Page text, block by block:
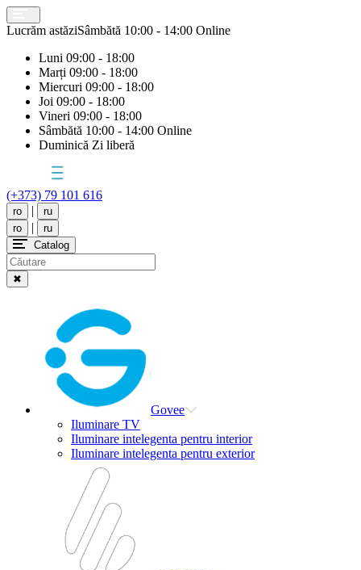
Lucrăm astăziSâmbătă 10:00 - 14:00 Online
Luni 09:00 - 18:00
Marți 09:00 - 18:00
Miercuri 09:00 - 18:00
Joi 09:00 - 18:00
Vineri 09:00 - 18:00
Sâmbătă 10:00 - 14:00 Online
Duminică Zi liberă
(+373) 79 101 616
ro |
ru
ro
|
ru
Catalog
✖
Govee
Iluminare TV
Iluminare intelegenta pentru interior
Iluminare intelegenta pentru exterior